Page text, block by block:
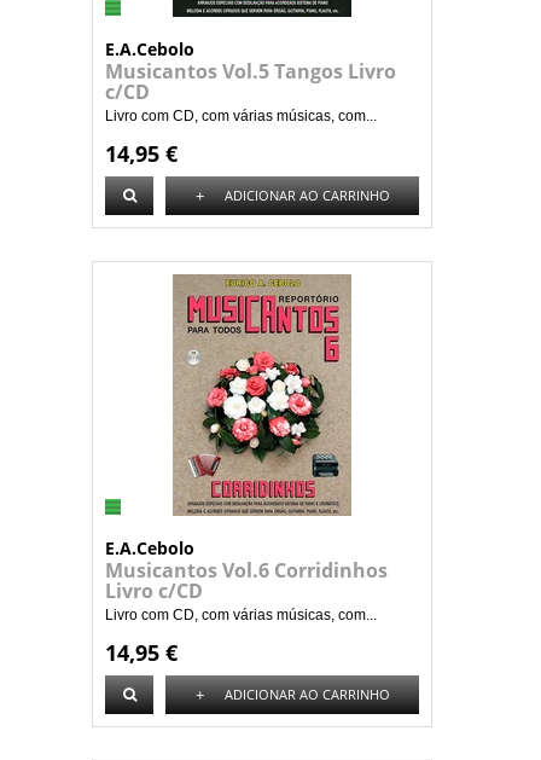
E.A.Cebolo
Musicantos Vol.5 Tangos Livro
c/CD
Livro com CD, com várias músicas, com...
14,95 €
+ ADICIONAR AO CARRINHO
E.A.Cebolo
Musicantos Vol.6 Corridinhos
Livro c/CD
Livro com CD, com várias músicas, com...
14,95 €
+ ADICIONAR AO CARRINHO